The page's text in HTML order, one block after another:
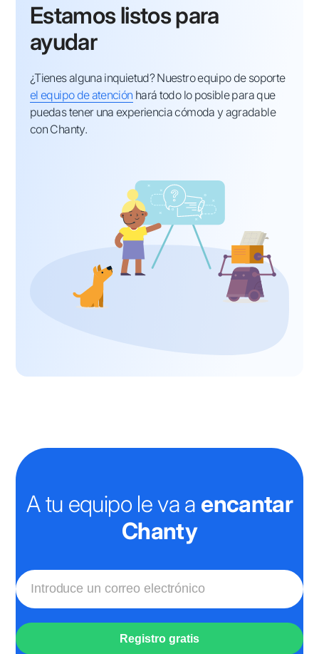
Estamos listos para
ayudar
¿Tienes alguna inquietud? Nuestro equipo de soporte
el equipo de atención hará todo lo posible para que
puedas tener una experiencia cómoda y agradable
con Chanty.
A tu equipo le va a encantar
Chanty
Registro gratis